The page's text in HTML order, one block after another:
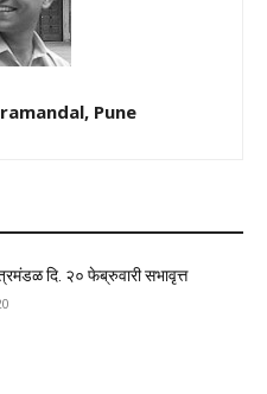
Pune
दि. २० फेब्रुवारी सभावृत्त